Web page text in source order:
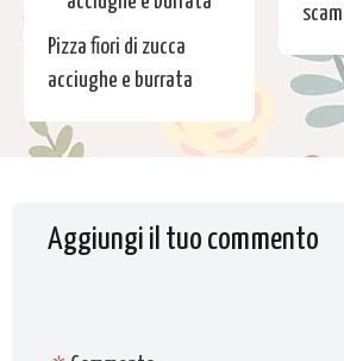
Pizza fiori di zucca
acciughe e burrata
Aggiungi il tuo commento